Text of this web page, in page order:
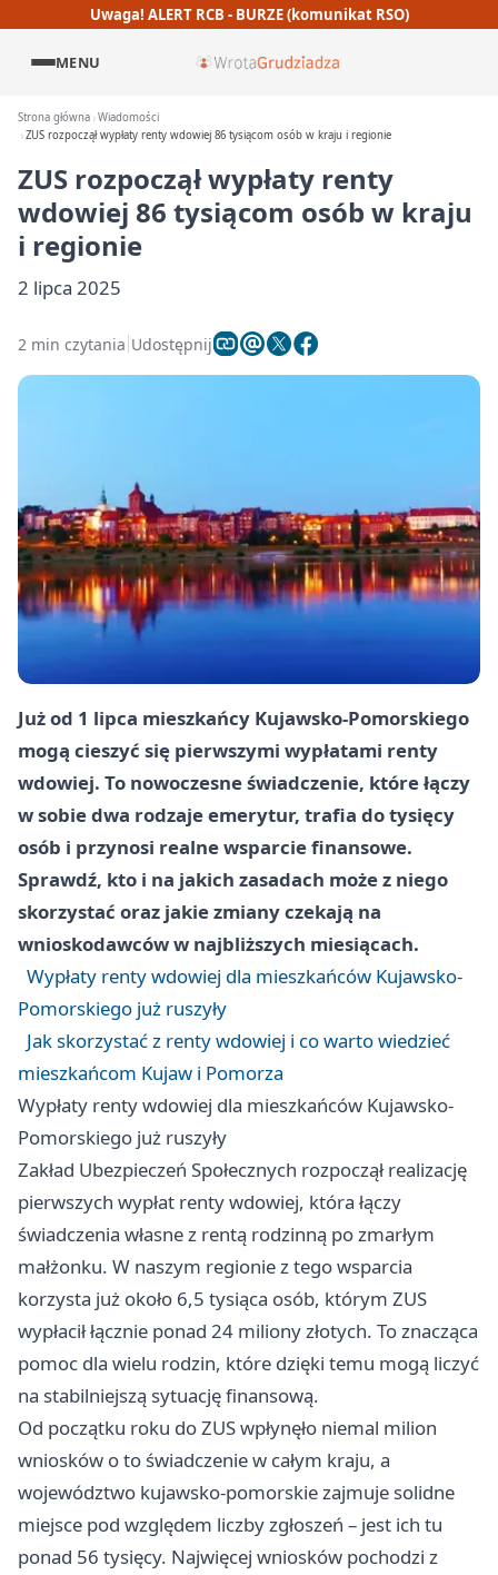
Uwaga! ALERT RCB - BURZE (komunikat RSO)
MENU
Strona główna Wiadomości
ZUS rozpoczął wypłaty renty wdowiej 86 tysiącom osób w kraju i regionie
ZUS rozpoczął wypłaty renty
wdowiej 86 tysiącom osób w kraju
i regionie
2 lipca 2025
2 min czytania Udostępnij
Już od 1 lipca mieszkańcy Kujawsko-Pomorskiego
mogą cieszyć się pierwszymi wypłatami renty
wdowiej. To nowoczesne świadczenie, które łączy
w sobie dwa rodzaje emerytur, trafia do tysięcy
osób i przynosi realne wsparcie finansowe.
Sprawdź, kto i na jakich zasadach może z niego
skorzystać oraz jakie zmiany czekają na
wnioskodawców w najbliższych miesiącach.
Wypłaty renty wdowiej dla mieszkańców Kujawsko-
Pomorskiego już ruszyły
Jak skorzystać z renty wdowiej i co warto wiedzieć
mieszkańcom Kujaw i Pomorza
Wypłaty renty wdowiej dla mieszkańców Kujawsko-
Pomorskiego już ruszyły
Zakład Ubezpieczeń Społecznych rozpoczął realizację
pierwszych wypłat renty wdowiej, która łączy
świadczenia własne z rentą rodzinną po zmarłym
małżonku. W naszym regionie z tego wsparcia
korzysta już około 6,5 tysiąca osób, którym ZUS
wypłacił łącznie ponad 24 miliony złotych. To znacząca
pomoc dla wielu rodzin, które dzięki temu mogą liczyć
na stabilniejszą sytuację finansową.
Od początku roku do ZUS wpłynęło niemal milion
wniosków o to świadczenie w całym kraju, a
województwo kujawsko-pomorskie zajmuje solidne
miejsce pod względem liczby zgłoszeń – jest ich tu
ponad 56 tysięcy. Najwięcej wniosków pochodzi z